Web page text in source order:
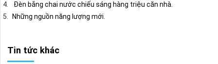
Đèn bằng chai nước chiếu sáng hàng triệu căn nhà.
Những nguồn năng lượng mới.
Tin tức khác